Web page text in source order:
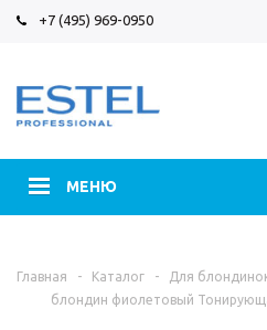
+7 (495) 969-0950
МЕНЮ
Главная - Каталог - Для
блондин фиолетовый